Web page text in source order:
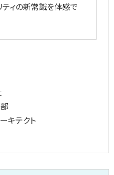
ティの新常識を体感で
キテクト